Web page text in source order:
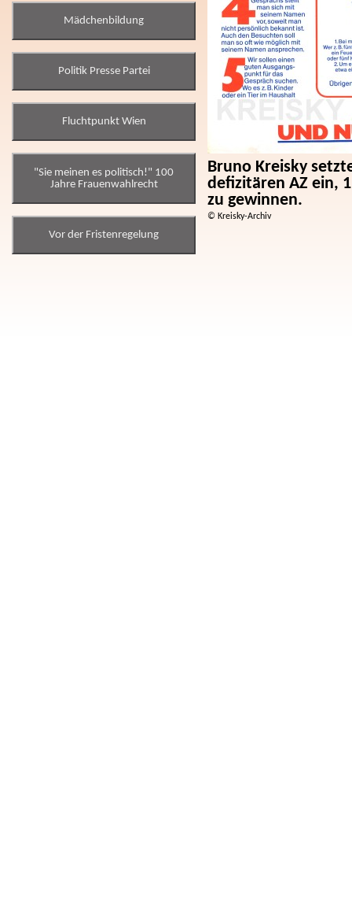
Mädchenbildung
Politik Presse Partei
Fluchtpunkt Wien
"Sie meinen es politisch!" 100
Jahre Frauenwahlrecht
Vor der Fristenregelung
Bruno Kreisky
defizitären AZ ein,
zu gewinnen.
© Kreisky-Archiv